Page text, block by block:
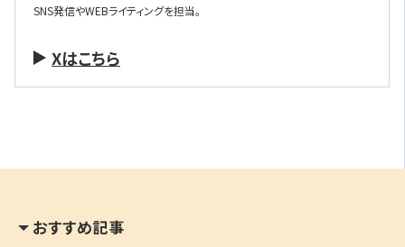
おすすめ記事
SNS発信やWEBライティングを担当。
Xはこちら